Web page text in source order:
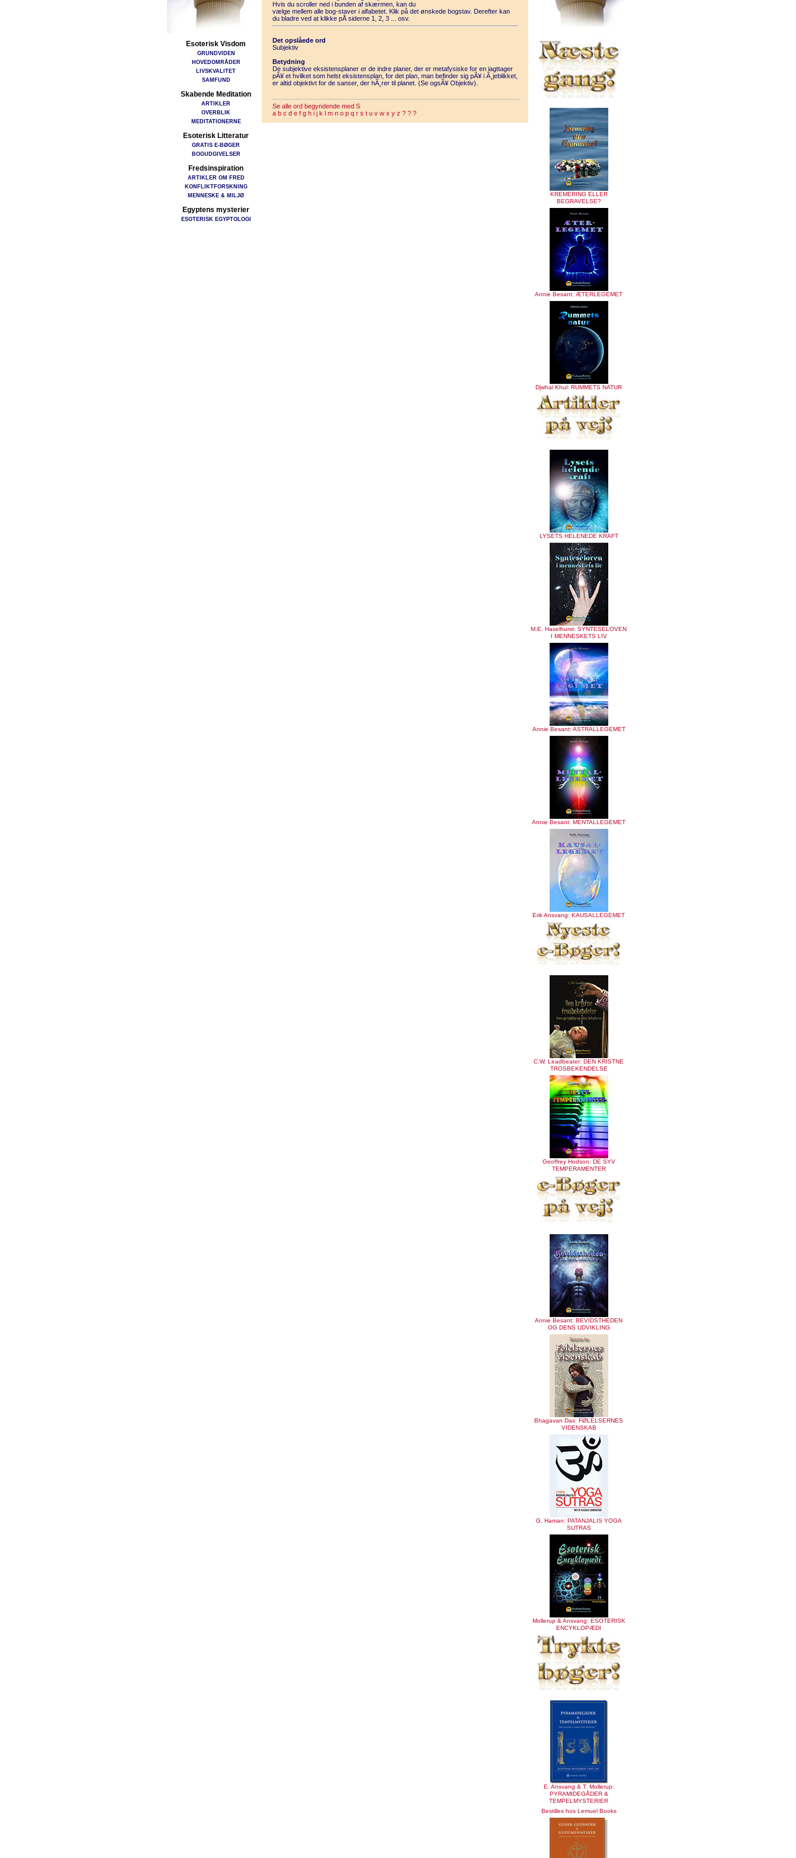
Esoterisk Visdom
GRUNDVIDEN
HOVEDOMRÅDER
LIVSKVALITET
SAMFUND
Skabende Meditation
ARTIKLER
OVERBLIK
MEDITATIONERNE
Esoterisk Litteratur
GRATIS E-BØGER
BOGUDGIVELSER
Fredsinspiration
ARTIKLER OM FRED
KONFLIKTFORSKNING
MENNESKE & MILJØ
Egyptens mysterier
ESOTERISK EGYPTOLOGI
Hvis du scroller ned i bunden af skærmen, kan du
vælge mellem alle bog-staver i alfabetet. Klik på det ønskede bogstav. Derefter kan
du bladre ved at klikke pÅ siderne 1, 2, 3 ... osv.
Det opslåede ord
Subjektiv
Betydning
De subjektive eksistensplaner er de indre planer, der er metafysiske for en iagttager
pÃ¥ et hvilket som helst eksistensplan, for det plan, man befinder sig pÃ¥ i Ã¸jeblikket,
er altid objektivt for de sanser, der hÃ¸rer til planet. (Se ogsÃ¥ Objektiv).
Se alle ord begyndende med S
a b c d e f g h i j k l m n o p q r s t u v w x y z ? ? ?
KREMERING ELLER
BEGRAVELSE?
Annie Besant: ÆTERLEGEMET
Djwhal Khul: RUMMETS NATUR
LYSETS HELENEDE KRAFT
M.E. Haselhurst: SYNTESELOVEN
I MENNESKETS LIV
Annie Besant: ASTRALLEGEMET
Annie Besant: MENTALLEGEMET
Erik Ansvang: KAUSALLEGEMET
C.W. Leadbeater: DEN KRISTNE
TROSBEKENDELSE
Geoffrey Hodson: DE SYV
TEMPERAMENTER
Annie Besant: BEVIDSTHEDEN
OG DENS UDVIKLING
Bhagavan Das: FØLELSERNES
VIDENSKAB
G. Haman: PATANJALIS YOGA
SUTRAS
Mollerup & Ansvang: ESOTERISK
ENCYKLOPÆDI
E. Ansvang & T. Mollerup:
PYRAMIDEGÅDER &
TEMPELMYSTERIER
Bestilles hos Lemuel Books